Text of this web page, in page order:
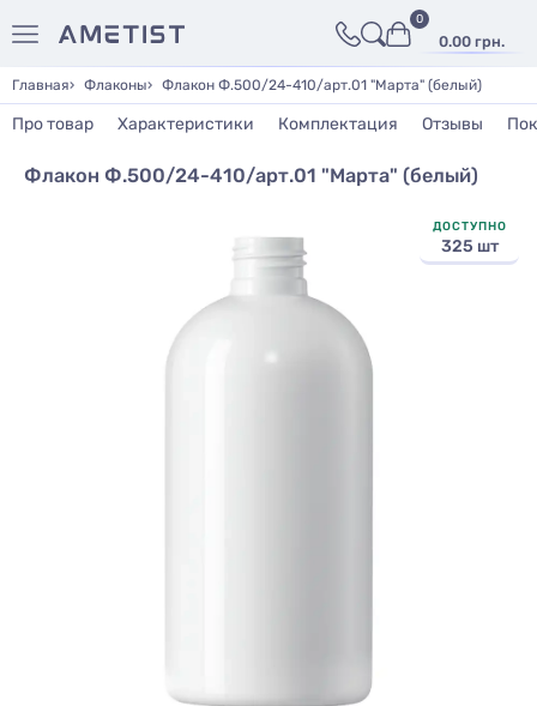
0.00 грн.
0
Главная Флаконы Флакон Ф.500/24-410/арт.01 "Марта" (белый)
Про товар Характеристики Комплектация Отзывы
Флакон Ф.500/24-410/арт.01 "Марта" (белый)
ДОСТУПНО
325 шт